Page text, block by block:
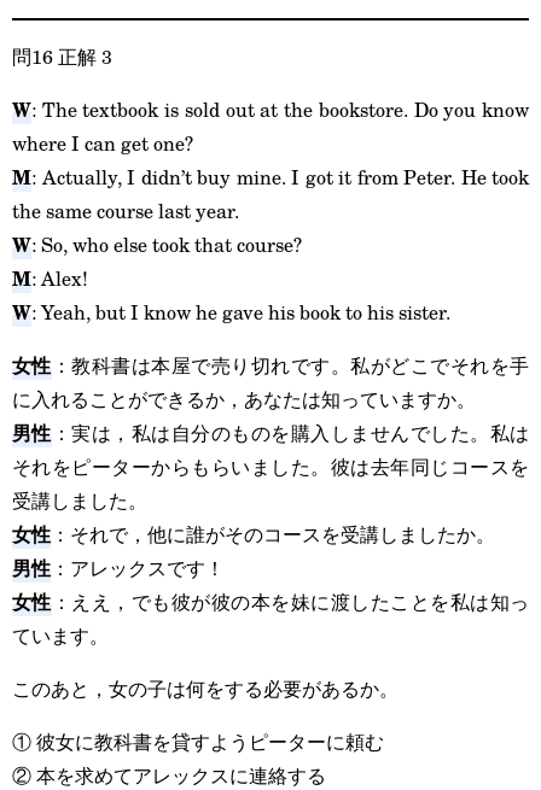
問16 正解 3
W: The textbook is sold out at the bookstore. Do you know
where I can get one?
M: Actually, I didn’t buy mine. I got it from Peter. He took
the same course last year.
W: So, who else took that course?
M: Alex!
W: Yeah, but I know he gave his book to his sister.
女性：教科書は本屋で売り切れです。私がどこでそれを手
に入れることができるか，あなたは知っていますか。
男性：実は，私は自分のものを購入しませんでした。私は
それをピーターからもらいました。彼は去年同じコースを
受講しました。
女性 ：それで，他に誰がそのコースを受講しましたか。
男性 ：アレックスです！
女性：ええ，でも彼が彼の本を妹に渡したことを私は知っ
ています。
このあと，女の子は何をする必要があるか。
① 彼女に教科書を貸すようピーターに頼む
② 本を求めてアレックスに連絡する